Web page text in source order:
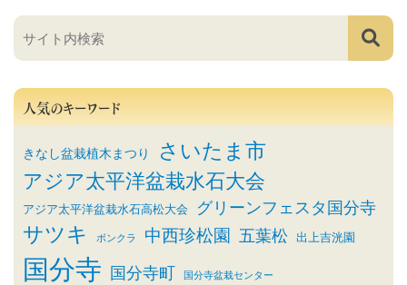
人気のキーワード
きなし盆栽植木まつり さいたま市
アジア太平洋盆栽水石大会
アジア太平洋盆栽水石高松大会 グリーンフェスタ国分寺
サツキ ボンクラ 中西珍松園 五葉松 出上吉洸園
国分寺 国分寺町 国分寺盆栽センター